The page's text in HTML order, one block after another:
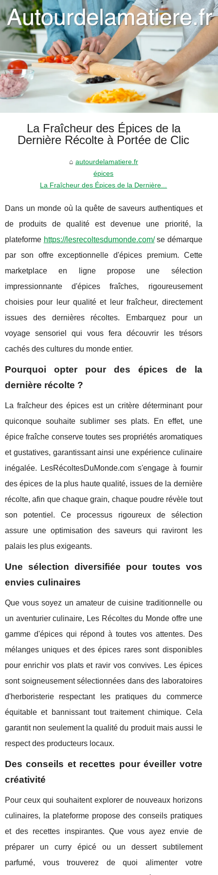
La Fraîcheur des Épices de la
Dernière Récolte à Portée de Clic
autourdelamatiere.fr
épices
La Fraîcheur des Épices de la Dernière...
Dans un monde où la quête de saveurs authentiques et
de produits de qualité est devenue une priorité, la
plateforme https://lesrecoltesdumonde.com/se démarque
par son offre exceptionnelle d'épices premium. Cette
marketplace en ligne propose une sélection
impressionnante d'épices fraîches, rigoureusement
choisies pour leur qualité et leur fraîcheur, directement
issues des dernières récoltes. Embarquez pour un
voyage sensoriel qui vous fera découvrir les trésors
cachés des cultures du monde entier.
Pourquoi opter pour des épices de la
dernière récolte ?
La fraîcheur des épices est un critère déterminant pour
quiconque souhaite sublimer ses plats. En effet, une
épice fraîche conserve toutes ses propriétés aromatiques
et gustatives, garantissant ainsi une expérience culinaire
inégalée. LesRécoltesDuMonde.com s'engage à fournir
des épices de la plus haute qualité, issues de la dernière
récolte, afin que chaque grain, chaque poudre révèle tout
son potentiel. Ce processus rigoureux de sélection
assure une optimisation des saveurs qui raviront les
palais les plus exigeants.
Une sélection diversifiée pour toutes vos
envies culinaires
Que vous soyez un amateur de cuisine traditionnelle ou
un aventurier culinaire, Les Récoltes du Monde offre une
gamme d'épices qui répond à toutes vos attentes. Des
mélanges uniques et des épices rares sont disponibles
pour enrichir vos plats et ravir vos convives. Les épices
sont soigneusement sélectionnées dans des laboratoires
d'herboristerie respectant les pratiques du commerce
équitable et bannissant tout traitement chimique. Cela
garantit non seulement la qualité du produit mais aussi le
respect des producteurs locaux.
Des conseils et recettes pour éveiller votre
créativité
Pour ceux qui souhaitent explorer de nouveaux horizons
culinaires, la plateforme propose des conseils pratiques
et des recettes inspirantes. Que vous ayez envie de
préparer un curry épicé ou un dessert subtilement
parfumé, vous trouverez de quoi alimenter votre